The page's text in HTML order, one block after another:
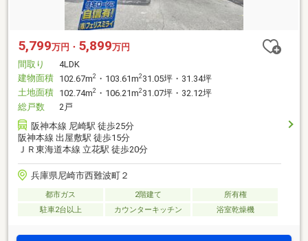
5,799万円・ 5,899万円
間取り
4LDK
建物面積 102.67m2 ・103.61m231.05坪・31.34坪
土地面積 102.74m2 ・106.21m231.07坪・32.12坪
総戸数
2戸
阪神本線 尼崎駅 徒歩25分
阪神本線 出屋敷駅 徒歩15分
ＪＲ東海道本線 立花駅 徒歩20分
兵庫県尼崎市西難波町２
都市ガス 2階建て
所有権
駐車2台以上
カウンターキッチン 浴室乾燥機